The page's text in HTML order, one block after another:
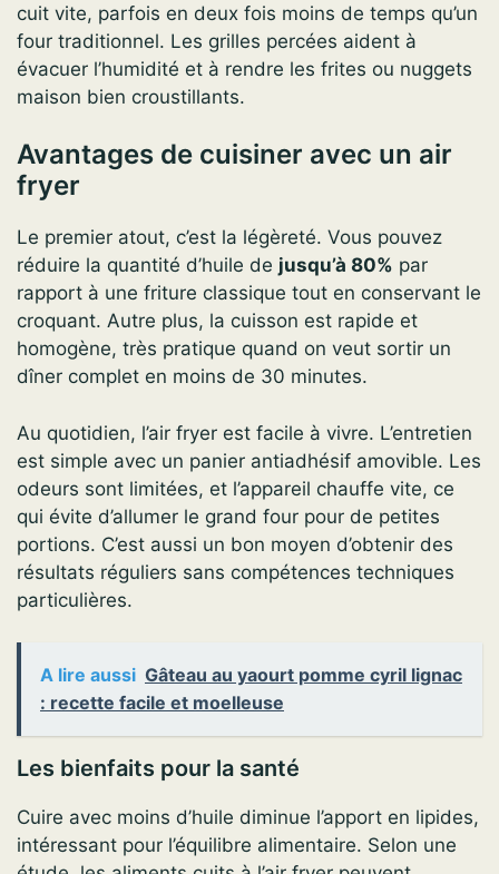
cuit vite, parfois en deux fois moins de temps qu’un
four traditionnel. Les grilles percées aident à
évacuer l’humidité et à rendre les frites ou nuggets
maison bien croustillants.
Avantages de cuisiner avec un air
fryer
Le premier atout, c’est la légèreté. Vous pouvez
réduire la quantité d’huile de jusqu’à 80% par
rapport à une friture classique tout en conservant le
croquant. Autre plus, la cuisson est rapide et
homogène, très pratique quand on veut sortir un
dîner complet en moins de 30 minutes.
Au quotidien, l’air fryer est facile à vivre. L’entretien
est simple avec un panier antiadhésif amovible. Les
odeurs sont limitées, et l’appareil chauffe vite, ce
qui évite d’allumer le grand four pour de petites
portions. C’est aussi un bon moyen d’obtenir des
résultats réguliers sans compétences techniques
particulières.
A lire aussi Gâteau au yaourt pomme cyril lignac
: recette facile et moelleuse
Les bienfaits pour la santé
Cuire avec moins d’huile diminue l’apport en lipides,
intéressant pour l’équilibre alimentaire. Selon une